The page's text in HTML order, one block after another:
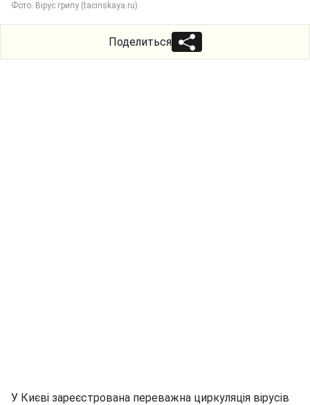
Фото: Вірус грипу (tacinskaya.ru)
Поделиться
У Києві зареєстрована переважна циркуляція вірусів